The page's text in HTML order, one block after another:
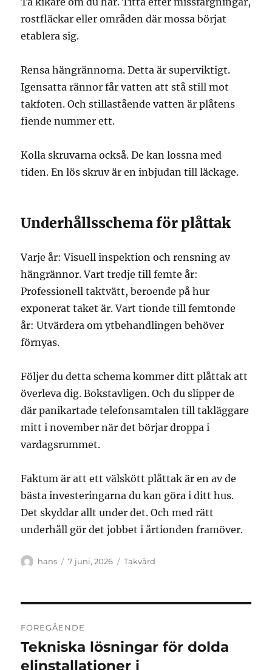
rostfläckar eller områden där mossa börjat
etablera sig.
Rensa hängrännorna. Detta är superviktigt.
Igensatta rännor får vatten att stå still mot
takfoten. Och stillastående vatten är plåtens
fiende nummer ett.
Kolla skruvarna också. De kan lossna med
tiden. En lös skruv är en inbjudan till läckage.
Underhållsschema för plåttak
Varje år: Visuell inspektion och rensning av
hängrännor. Vart tredje till femte år:
Professionell taktvätt, beroende på hur
exponerat taket är. Vart tionde till femtonde
år: Utvärdera om ytbehandlingen behöver
förnyas.
Följer du detta schema kommer ditt plåttak att
överleva dig. Bokstavligen. Och du slipper de
där panikartade telefonsamtalen till takläggare
mitt i november när det börjar droppa i
vardagsrummet.
Faktum är att ett välskött plåttak är en av de
bästa investeringarna du kan göra i ditt hus.
Det skyddar allt under det. Och med rätt
underhåll gör det jobbet i årtionden framöver.
Författare
hans
Publicerat
7 juni, 2026 Kategorier
Takvård
FÖREGÅENDE
Föregående
inlägg:
Tekniska lösningar för dolda
elinstallationer i